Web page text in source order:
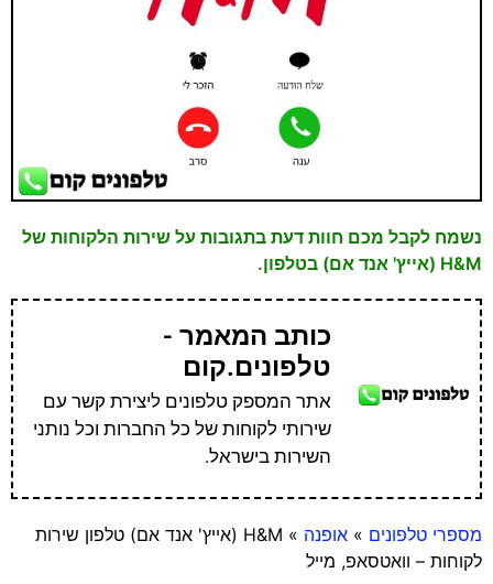
נשמח לקבל מכם חוות דעת בתגובות על שירות הלקוחות של
H&M (אייץ' אנד אם) בטלפון.
כותב המאמר -
טלפונים.קום
אתר המספק טלפונים ליצירת קשר עם
שירותי לקוחות של כל החברות וכל נותני
השירות בישראל.
מספרי טלפונים » אופנה »
H&M (אייץ' אנד אם) טלפון שירות
לקוחות – וואטסאפ, מייל